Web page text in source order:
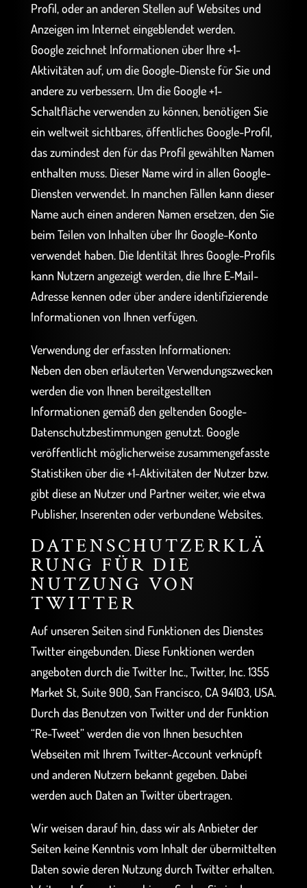
Profil, oder an anderen Stellen auf Websites und
Anzeigen im Internet eingeblendet werden.
Google zeichnet Informationen über Ihre +1-
Aktivitäten auf, um die Google-Dienste für Sie und
andere zu verbessern. Um die Google +1-
Schaltfläche verwenden zu können, benötigen Sie
ein weltweit sichtbares, öffentliches Google-Profil,
das zumindest den für das Profil gewählten Namen
enthalten muss. Dieser Name wird in allen Google-
Diensten verwendet. In manchen Fällen kann dieser
Name auch einen anderen Namen ersetzen, den Sie
beim Teilen von Inhalten über Ihr Google-Konto
verwendet haben. Die Identität Ihres Google-Profils
kann Nutzern angezeigt werden, die Ihre E-Mail-
Adresse kennen oder über andere identifizierende
Informationen von Ihnen verfügen.
Verwendung der erfassten Informationen:
Neben den oben erläuterten Verwendungszwecken
werden die von Ihnen bereitgestellten
Informationen gemäß den geltenden Google-
Datenschutzbestimmungen genutzt. Google
veröffentlicht möglicherweise zusammengefasste
Statistiken über die +1-Aktivitäten der Nutzer bzw.
gibt diese an Nutzer und Partner weiter, wie etwa
Publisher, Inserenten oder verbundene Websites.
DATENSCHUTZERKLÄ
RUNG FÜR DIE
NUTZUNG VON
TWITTER
Auf unseren Seiten sind Funktionen des Dienstes
Twitter eingebunden. Diese Funktionen werden
angeboten durch die Twitter Inc., Twitter, Inc. 1355
Market St, Suite 900, San Francisco, CA 94103, USA.
Durch das Benutzen von Twitter und der Funktion
“Re-Tweet” werden die von Ihnen besuchten
Webseiten mit Ihrem Twitter-Account verknüpft
und anderen Nutzern bekannt gegeben. Dabei
werden auch Daten an Twitter übertragen.
Wir weisen darauf hin, dass wir als Anbieter der
Seiten keine Kenntnis vom Inhalt der übermittelten
Daten sowie deren Nutzung durch Twitter erhalten.